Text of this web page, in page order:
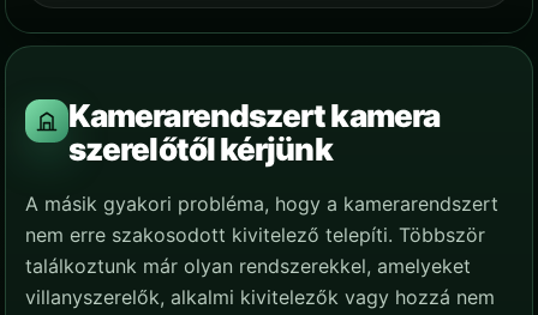
Kamerarendszert kamera
szerelőtől kérjünk
A másik gyakori probléma, hogy a kamerarendszert
nem erre szakosodott kivitelező telepíti. Többször
találkoztunk már olyan rendszerekkel, amelyeket
villanyszerelők, alkalmi kivitelezők vagy hozzá nem